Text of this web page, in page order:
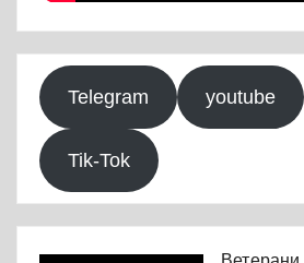
Telegram youtube
Tik-Tok